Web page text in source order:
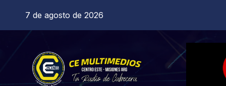
7 de agosto de 2026